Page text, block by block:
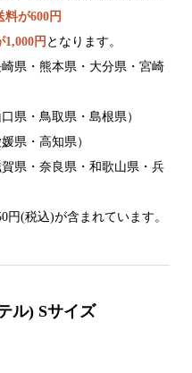
料が600円
円 となります。
県・熊本県・大分県・宮崎
県・鳥取県・島根県）
県・高知県）
県・奈良県・和歌山県・兵
円(税込)が含まれています。
ル) Sサイズ